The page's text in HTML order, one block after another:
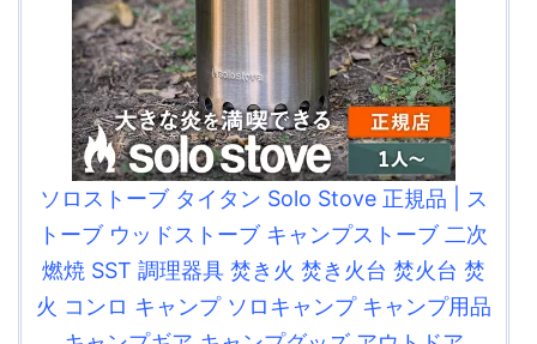
ソロストーブ タイタン Solo Stove 正規品 | ス
トーブ ウッドストーブ キャンプストーブ 二次
燃焼 SST 調理器具 焚き火 焚き火台 焚火台 焚
火 コンロ キャンプ ソロキャンプ キャンプ用品